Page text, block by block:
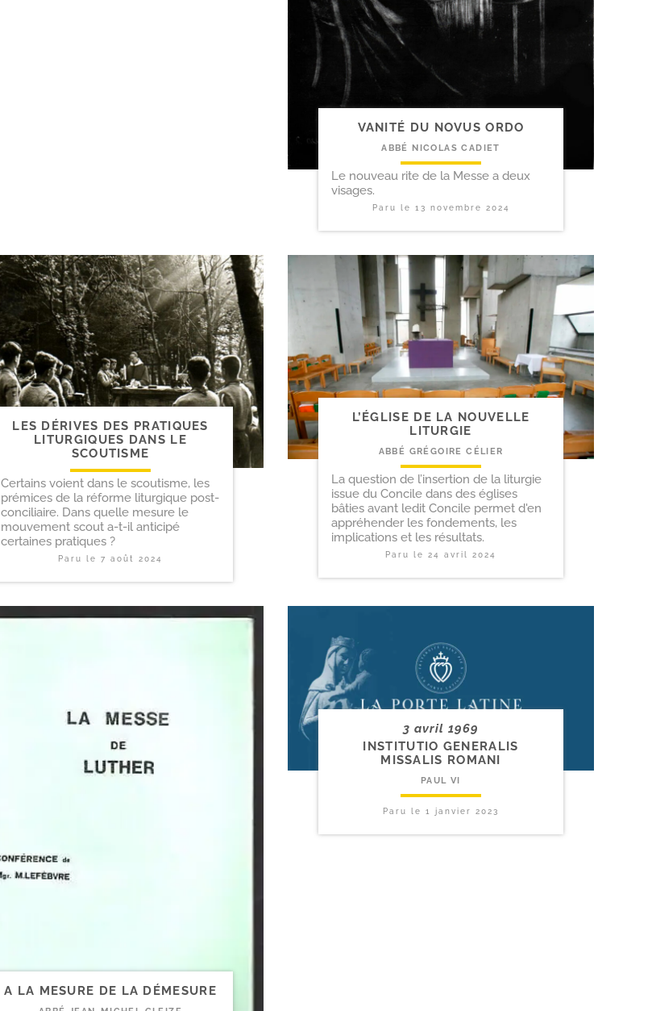
VANITÉ DU NOVUS ORDO
ABBÉ NICOLAS CADIET
Le nouveau rite de la Messe a deux
visages.
Paru le 13 novembre 2024
LES DÉRIVES DES PRATIQUES
LITURGIQUES DANS LE
SCOUTISME
Certains voient dans le scoutisme, les
prémices de la réforme liturgique post-
conciliaire. Dans quelle mesure le
mouvement scout a-t-il anticipé
certaines pratiques ?
Paru le 7 août 2024
L’ÉGLISE DE LA NOUVELLE
LITURGIE
ABBÉ GRÉGOIRE CÉLIER
La question de l’insertion de la liturgie
issue du Concile dans des églises
bâties avant ledit Concile permet d'en
appréhender les fondements, les
implications et les résultats.
Paru le 24 avril 2024
A LA MESURE DE LA DÉMESURE
3 avril 1969
INSTITUTIO GENERALIS
MISSALIS ROMANI
PAUL VI
Paru le 1 janvier 2023